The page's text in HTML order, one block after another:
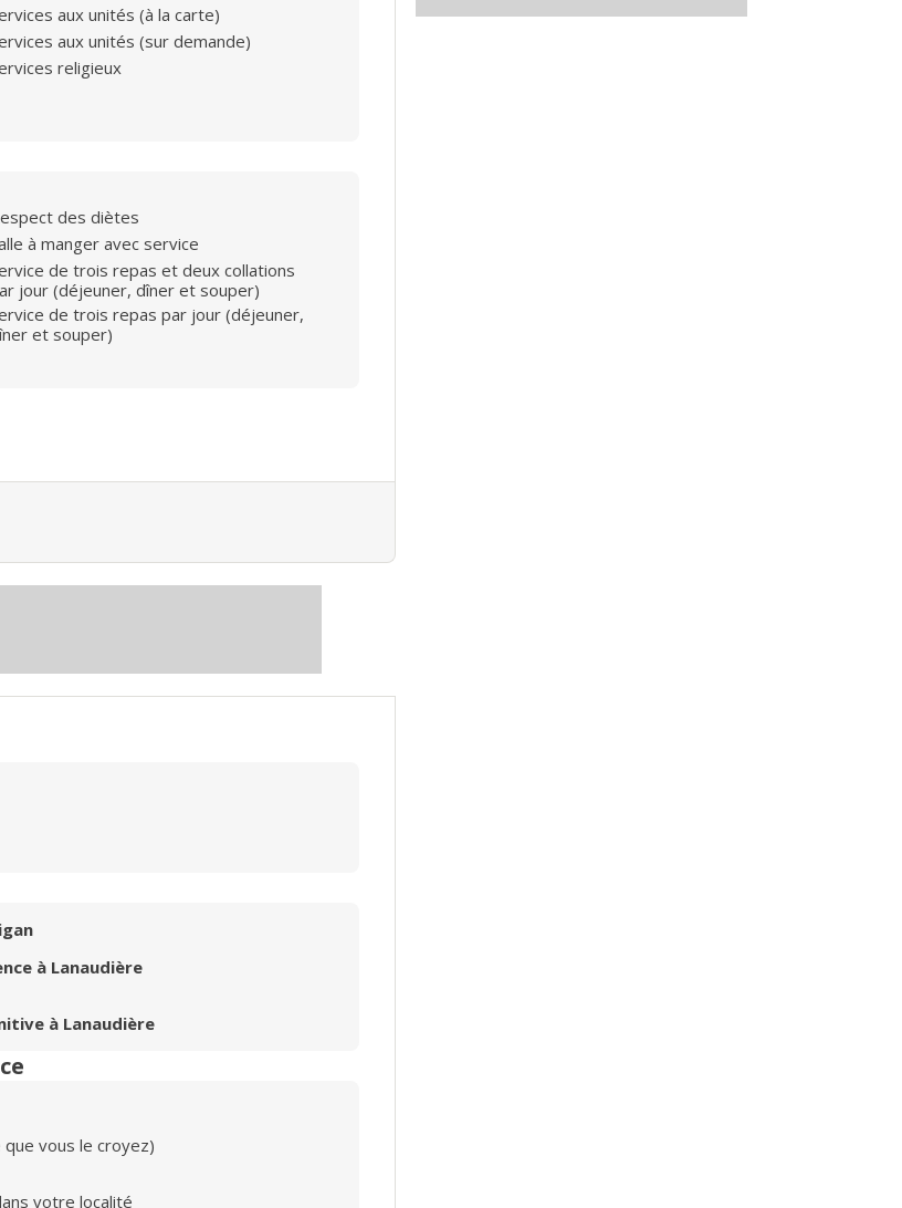
aux unités (à la carte)
aux unités (sur demande)
religieux
des diètes
à manger avec service
de trois repas et deux collations
jour (déjeuner, dîner et souper)
de trois repas par jour (déjeuner,
et souper)
à Lanaudière
à Lanaudière
vous le croyez)
votre localité